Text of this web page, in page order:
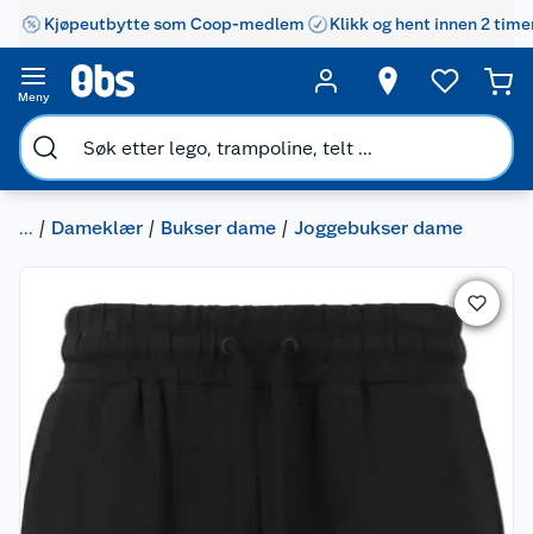
Kjøpeutbytte som Coop-medlem Klikk og hent innen 2
Meny
... Dameklær Bukser dame Joggebukser dame